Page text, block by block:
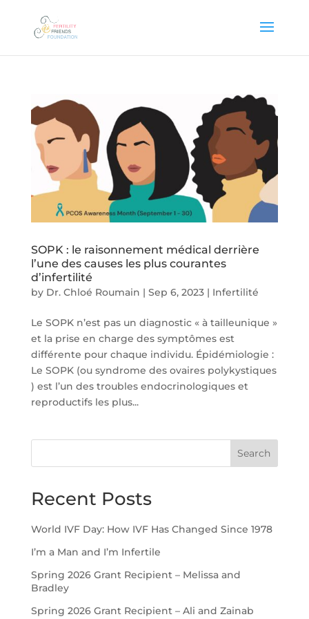
SOPK : le raisonnement médical derrière
l’une des causes les plus courantes
d’infertilité
by Dr. Chloé Roumain | Sep 6, 2023| Infertilité
Le SOPK n’est pas un diagnostic « à tailleunique »
et la prise en charge des symptômes est
différente pour chaque individu. Épidémiologie :
Le SOPK (ou syndrome des ovaires polykystiques
) est l’un des troubles endocrinologiques et
reproductifs les plus...
Search
Recent Posts
World IVF Day: How IVF Has Changed Since 1978
I’m a Man and I’m Infertile
Spring 2026 Grant Recipient – Melissa and
Bradley
Spring 2026 Grant Recipient – Ali and Zainab